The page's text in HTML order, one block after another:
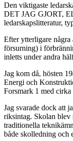
Den viktigaste
DET JAG GJORT,
ledarskapslitteratur,
Efter ytterligare
försurning) i
inletts under andra
Jag kom då, hösten
Energi och
Forsmark 1 med
Jag svarade dock att
riksintag. Skolan blev
traditionella
både skolledning och